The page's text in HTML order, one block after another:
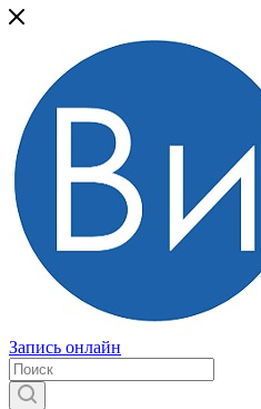
Запись онлайн